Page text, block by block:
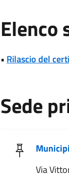
• Rilascio del
Sede
Via